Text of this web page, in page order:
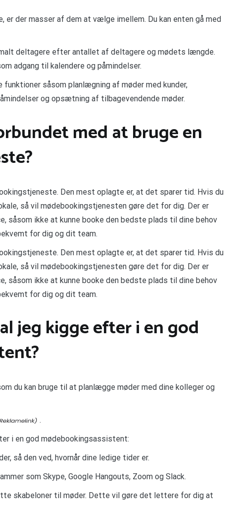
der masser af dem at vælge imellem. Du kan enten gå med
deltagere efter antallet af deltagere og mødets længde.
adgang til kalendere og påmindelser.
såsom planlægning af møder med kunder,
og opsætning af tilbagevendende møder.
med at bruge en
Den mest oplagte er, at det sparer tid. Hvis du
så vil mødebookingstjenesten gøre det for dig. Der er
såsom ikke at kunne booke den bedste plads til dine behov
for dig og dit team.
Den mest oplagte er, at det sparer tid. Hvis du
så vil mødebookingstjenesten gøre det for dig. Der er
såsom ikke at kunne booke den bedste plads til dine behov
for dig og dit team.
jeg kigge efter i en god
du kan bruge til at planlægge møder med dine kolleger og
.
i en god mødebookingsassistent:
så den ved, hvornår dine ledige tider er.
som Skype, Google Hangouts, Zoom og Slack.
skabeloner til møder. Dette vil gøre det lettere for dig at